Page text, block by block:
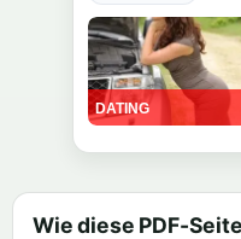
Wie diese PDF-